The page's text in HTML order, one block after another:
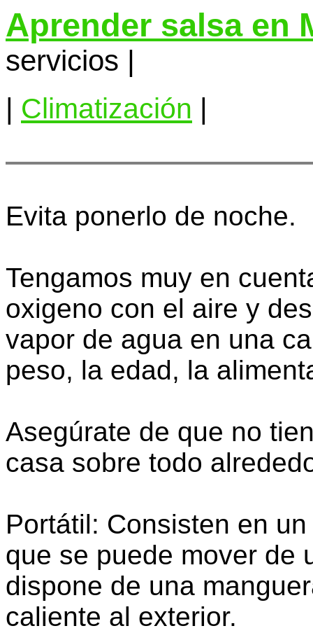
Aprender salsa en
servicios |
Climatización
Evita ponerlo de noche.
Tengamos muy en
oxigeno con el aire y
vapor de agua en una
peso, la edad, la
Asegúrate de que no
casa sobre todo
Portátil: Consisten en
que se puede mover de
dispone de una
caliente al exterior.